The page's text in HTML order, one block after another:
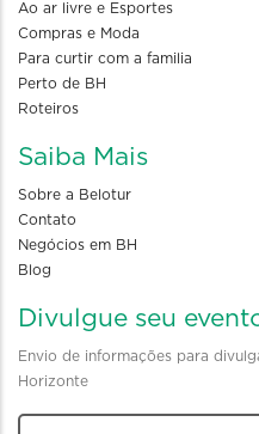
Ao ar livre e Esportes
Compras e Moda
Para curtir com a familia
Perto de BH
Roteiros
Saiba Mais
Sobre a Belotur
Contato
Negócios em BH
Blog
Divulgue seu
Envio de informações para
Horizonte